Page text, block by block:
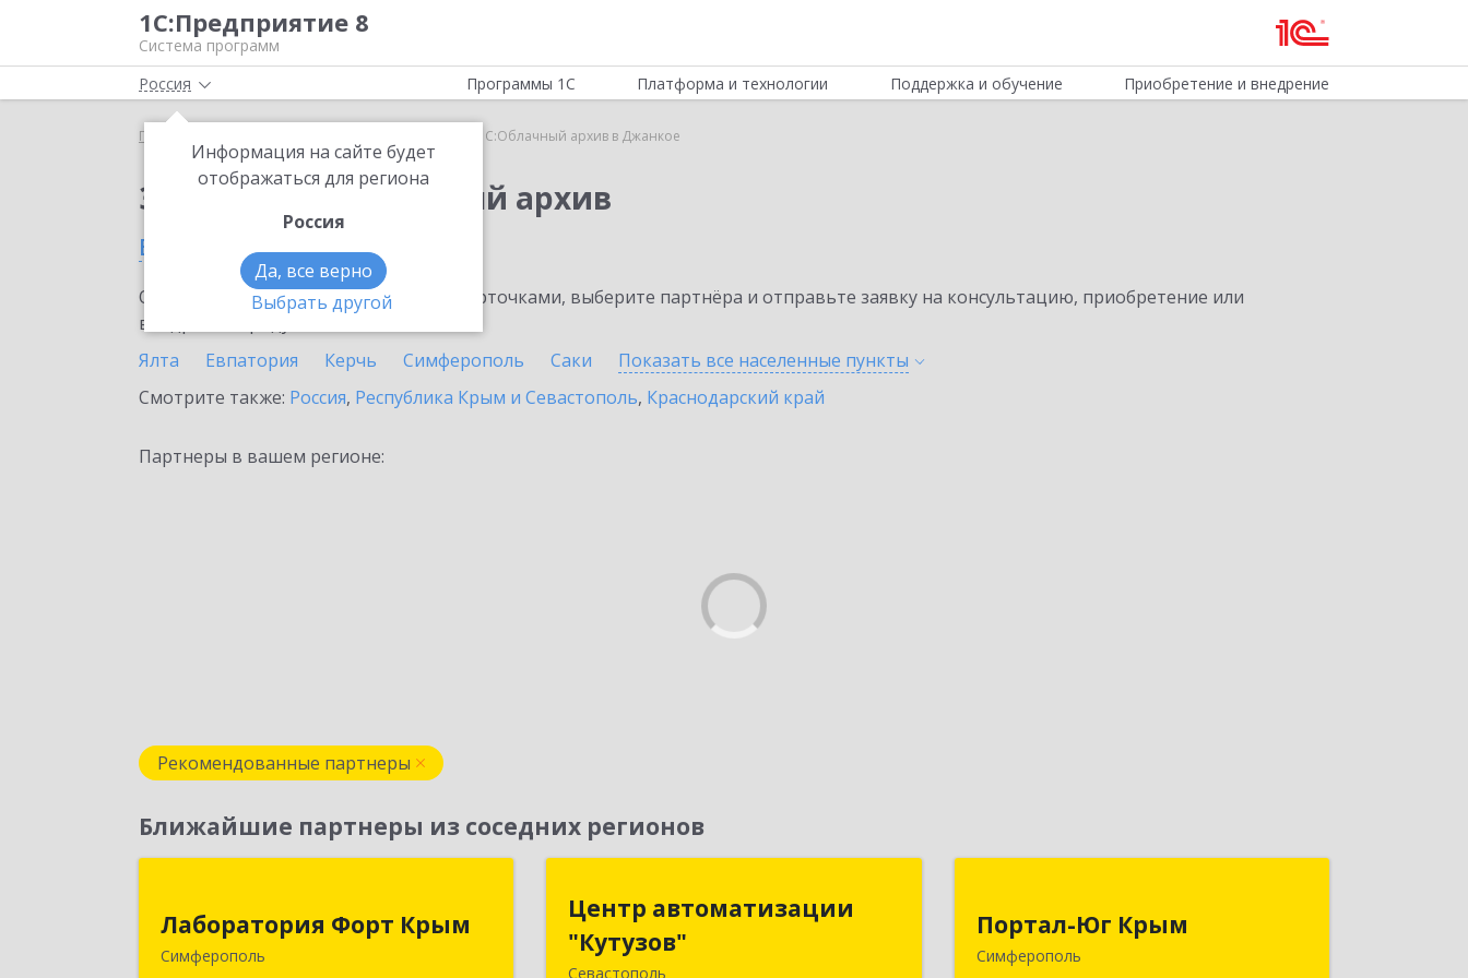
1С:Предприятие 8
Система программ
Россия
Информация на сайте будет
отображаться для региона
Россия
Да, все верно
Выбрать другой
Программы 1С Платформа и технологии Поддержка и обучение Приобретение и внедрение
Главная 1С:Облачный архив в Джанкое
Заказать 1С:Облачный архив
в Джанкое
Ознакомьтесь с информационными карточками, выберите партнёра и отправьте заявку на консультацию, приобретение или
внедрение продукта.
Ялта
Евпатория Керчь Симферополь Саки Показать все населенные пункты
Смотрите также: Россия, Республика Крым и Севастополь, Краснодарский край
Партнеры в вашем регионе:
Рекомендованные партнеры
Ближайшие партнеры из соседних регионов
Лаборатория Форт Крым
Симферополь
295034, Крым Респ, Симферополь г,
Киевская ул, дом № 79, оф.902
Центр автоматизации
"Кутузов"
Севастополь
"Кутузов"
Портал-Юг Крым
Симферополь
295015, Крым Респ, Симферополь г,